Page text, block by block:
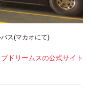
ス(マカオにて)
ドリームスの公式サイト